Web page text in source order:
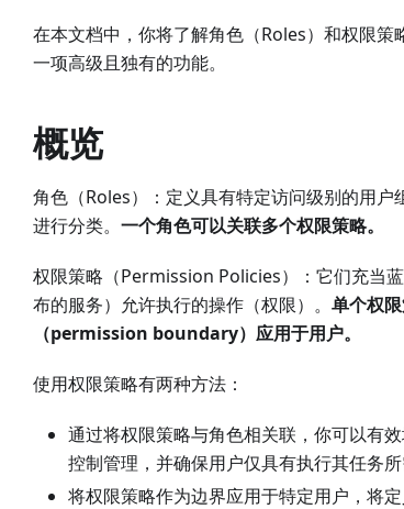
在本文档中，你将了解角色（Roles）和权限
一项高级且独有的功能。
概览
角色（Roles）：定义具有特定访问级别的用
进行分类。 一个角色可以关联多个权限策略。
权限策略（Permission Policies）：它们充当
布的服务）允许执行的操作（权限）。 单个权
（permission boundary）应用于用户。
使用权限策略有两种方法：
通过将权限策略与角色相关联，你可以有
控制管理，并确保用户仅具有执行其任务所
将权限策略作为边界应用于特定用户，将